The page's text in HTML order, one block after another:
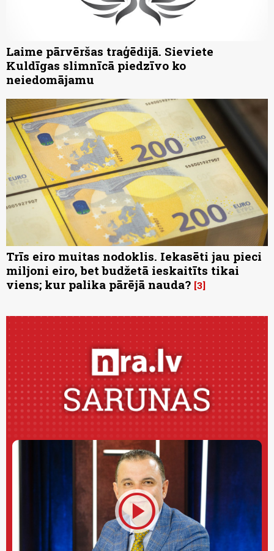
Laime pārvēršas traģēdijā. Sieviete
Kuldīgas slimnīcā piedzīvo ko
neiedomājamu
Trīs eiro muitas nodoklis. Iekasēti jau pieci
miljoni eiro, bet budžetā ieskaitīts tikai
viens; kur palika pārējā nauda? 3
play_circle